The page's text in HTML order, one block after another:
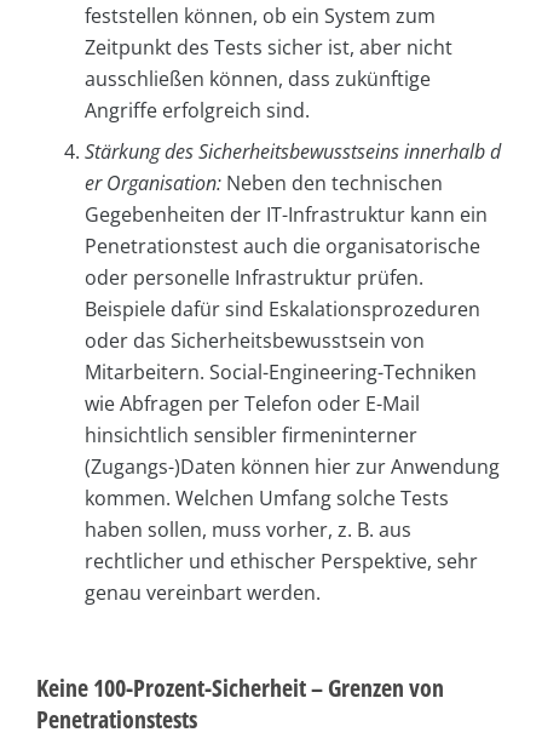
feststellen können, ob ein System zum
Zeitpunkt des Tests sicher ist, aber nicht
ausschließen können, dass zukünftige
Angriffe erfolgreich sind.
Stärkung des Sicherheitsbewusstseins innerhalb d
er Organisation: Neben den technischen
Gegebenheiten der IT-Infrastruktur kann ein
Penetrationstest auch die organisatorische
oder personelle Infrastruktur prüfen.
Beispiele dafür sind Eskalationsprozeduren
oder das Sicherheitsbewusstsein von
Mitarbeitern. Social-Engineering-Techniken
wie Abfragen per Telefon oder E-Mail
hinsichtlich sensibler firmeninterner
(Zugangs-)Daten können hier zur Anwendung
kommen. Welchen Umfang solche Tests
haben sollen, muss vorher, z. B. aus
rechtlicher und ethischer Perspektive, sehr
genau vereinbart werden.
Keine 100-Prozent-Sicherheit – Grenzen von
Penetrationstests